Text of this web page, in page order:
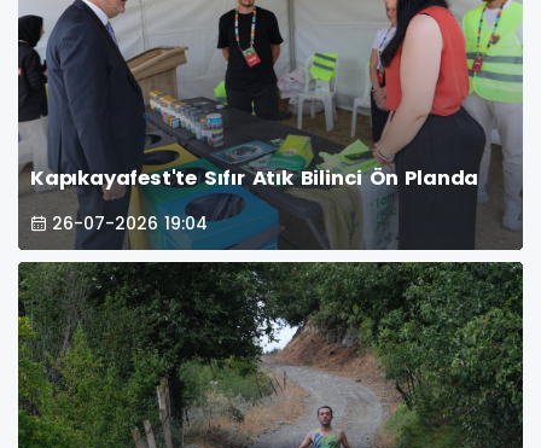
Kapıkayafest'te Sıfır Atık Bilinci Ön Planda
26-07-2026 19:04